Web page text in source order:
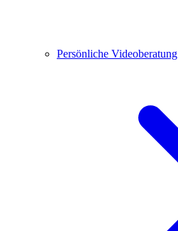
Persönliche Videoberatung